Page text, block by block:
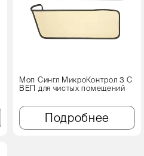
Моп Сингл МикроКонтрол 3 С
ВЕП для чистых помещений
Подробнее